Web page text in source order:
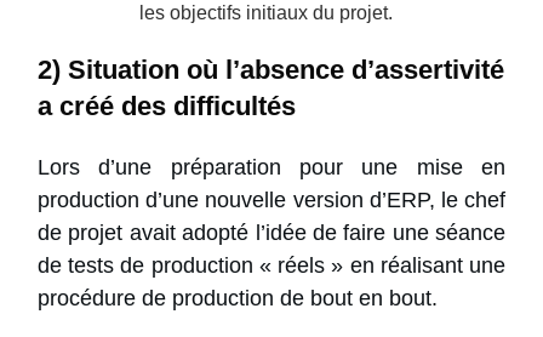
les objectifs initiaux du projet.
2) Situation où l’absence d’assertivité
a créé des difficultés
Lors d’une préparation pour une mise en
production d’une nouvelle version d’ERP, le chef
de projet avait adopté l’idée de faire une séance
de tests de production « réels » en réalisant une
procédure de production de bout en bout.